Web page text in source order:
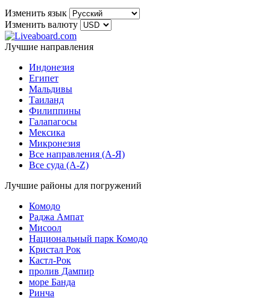
Изменить язык
Изменить валюту
Лучшие направления
Индонезия
Египет
Мальдивы
Таиланд
Филиппины
Галапагосы
Мексика
Микронезия
Все направления (A-Я)
Все суда (A-Z)
Лучшие районы для погружений
Комодо
Раджа Ампат
Мисоол
Национальный парк Комодо
Кристал Рок
Кастл-Рок
пролив Дампир
море Банда
Ринча